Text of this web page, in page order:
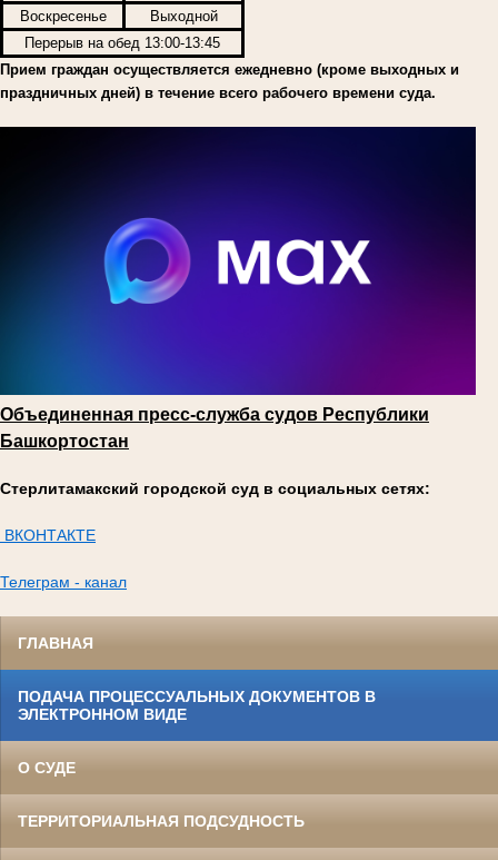
Воскресенье
Выходной
Перерыв на обед 13:00-13:45
Прием граждан осуществляется ежедневно (кроме выходных и
праздничных дней) в течение всего рабочего времени суда.
Объединенная пресс-служба судов Республики
Башкортостан
Стерлитамакский городской суд в социальных сетях:
ВКОНТАКТЕ
Телеграм - канал
ГЛАВНАЯ
ПОДАЧА ПРОЦЕССУАЛЬНЫХ ДОКУМЕНТОВ В
ЭЛЕКТРОННОМ ВИДЕ
О СУДЕ
ТЕРРИТОРИАЛЬНАЯ ПОДСУДНОСТЬ